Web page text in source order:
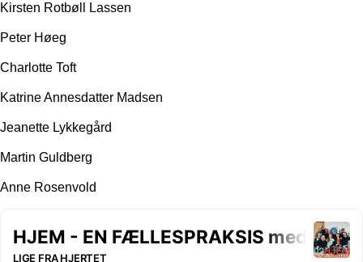
Kirsten Rotbøll Lassen
Peter Høeg
Charlotte Toft
Katrine Annesdatter Madsen
Jeanette Lykkegård
Martin Guldberg
Anne Rosenvold